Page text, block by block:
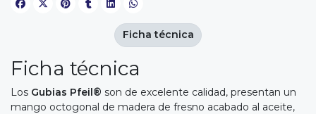
Ficha técnica
Los Gubias Pfeil® son de excelente calidad, presentan un
mango octogonal de madera de fresno acabado al aceite,
Ficha técnica